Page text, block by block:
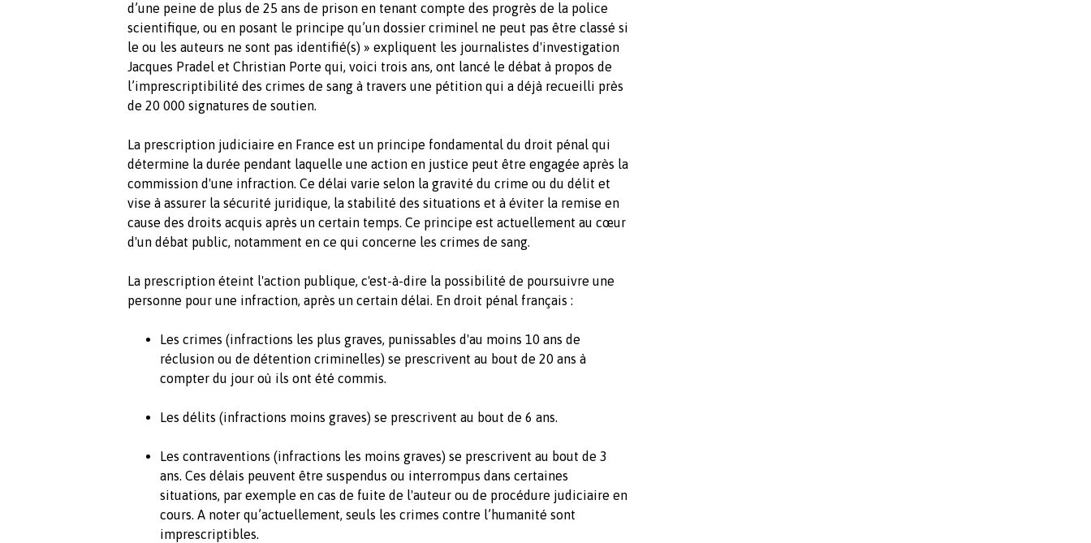
d’une peine de plus de 25 ans de prison en tenant compte des progrès de la police
scientifique, ou en posant le principe qu’un dossier criminel ne peut pas être classé si
le ou les auteurs ne sont pas identifié(s) » expliquent les journalistes d'investigation
Jacques Pradel et Christian Porte qui, voici trois ans, ont lancé le débat à propos de
l’imprescriptibilité des crimes de sang à travers une pétition qui a déjà recueilli près
de 20 000 signatures de soutien.
La prescription judiciaire en France est un principe fondamental du droit pénal qui
détermine la durée pendant laquelle une action en justice peut être engagée après la
commission d'une infraction. Ce délai varie selon la gravité du crime ou du délit et
vise à assurer la sécurité juridique, la stabilité des situations et à éviter la remise en
cause des droits acquis après un certain temps. Ce principe est actuellement au cœur
d'un débat public, notamment en ce qui concerne les crimes de sang.
La prescription éteint l'action publique, c'est-à-dire la possibilité de poursuivre une
personne pour une infraction, après un certain délai. En droit pénal français :
Les crimes (infractions les plus graves, punissables d'au moins 10 ans de
réclusion ou de détention criminelles) se prescrivent au bout de 20 ans à
compter du jour où ils ont été commis.
Les délits (infractions moins graves) se prescrivent au bout de 6 ans.
Les contraventions (infractions les moins graves) se prescrivent au bout de 3
ans. Ces délais peuvent être suspendus ou interrompus dans certaines
situations, par exemple en cas de fuite de l'auteur ou de procédure judiciaire en
cours. A noter qu’actuellement, seuls les crimes contre l’humanité sont
imprescriptibles.